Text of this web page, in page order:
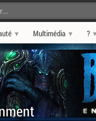
Multimédia ?